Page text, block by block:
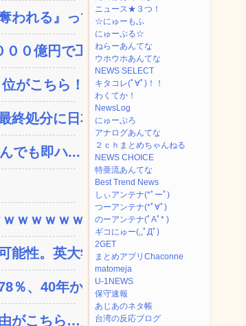
われる』って...
００億円で工...
がこちら！
終処分に日本側...
でも即ハ...
ｗｗｗｗｗｗ...
能性。英大学の...
％、40年か...
由がこちら…」→...
ニュース★３つ！
☆にゅーもふ
にゅーぷる☆
ねらーあんてな
ウホウホあんてな
NEWS SELECT
キタコレ(ﾟ∀ﾟ)！！
わくてか！
NewsLog
にゅーぷろ
アナログあんてな
２ｃｈまとめちゃんねる
NEWS CHOICE
特亜流あんてな
Best Trend News
しぃアンテナ(*ﾟーﾟ)
つーアンテナ(*ﾟ∀ﾟ)
のーアンテナ(ﾟAﾟ* )
ギコにゅー(,,ﾟДﾟ)
2GET
まとめアプリChaconne
matomeja
U-1NEWS
保守速報
あじあのネタ帳
台湾の反応ブログ